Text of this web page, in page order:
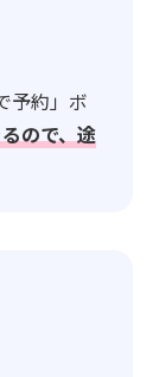
予約」ボ
ので、途